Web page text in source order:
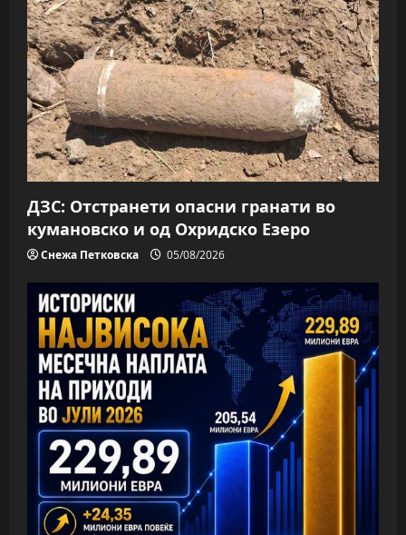
a
t
i
o
n
ДЗС: Отстранети опасни гранати во
кумановско и од Охридско Езеро
Снежа Петковска 05/08/2026